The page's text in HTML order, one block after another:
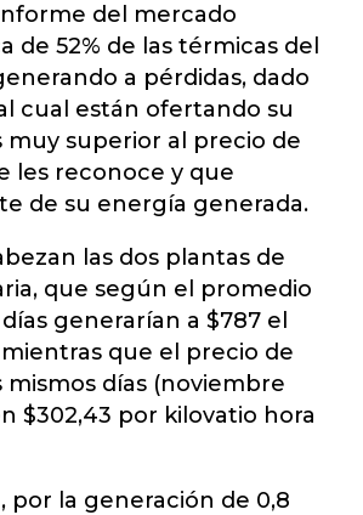
del mercado
de 52% de las térmicas del
a pérdidas, dado
cual están ofertando su
muy superior al precio de
les reconoce y que
de su energía generada.
las dos plantas de
que según el promedio
generarían a $787 el
que el precio de
mismos días (noviembre
$302,43 por kilovatio hora
por la generación de 0,8